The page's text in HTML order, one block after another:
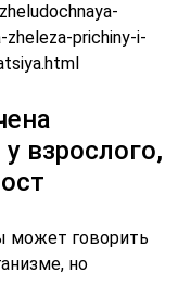
zheleza-prichiny-i-
взрослого,
может говорить
но